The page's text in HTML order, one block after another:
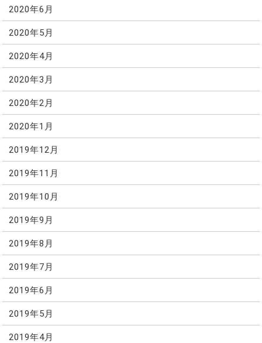
2020年6月
2020年5月
2020年4月
2020年3月
2020年2月
2020年1月
2019年12月
2019年11月
2019年10月
2019年9月
2019年8月
2019年7月
2019年6月
2019年5月
2019年4月